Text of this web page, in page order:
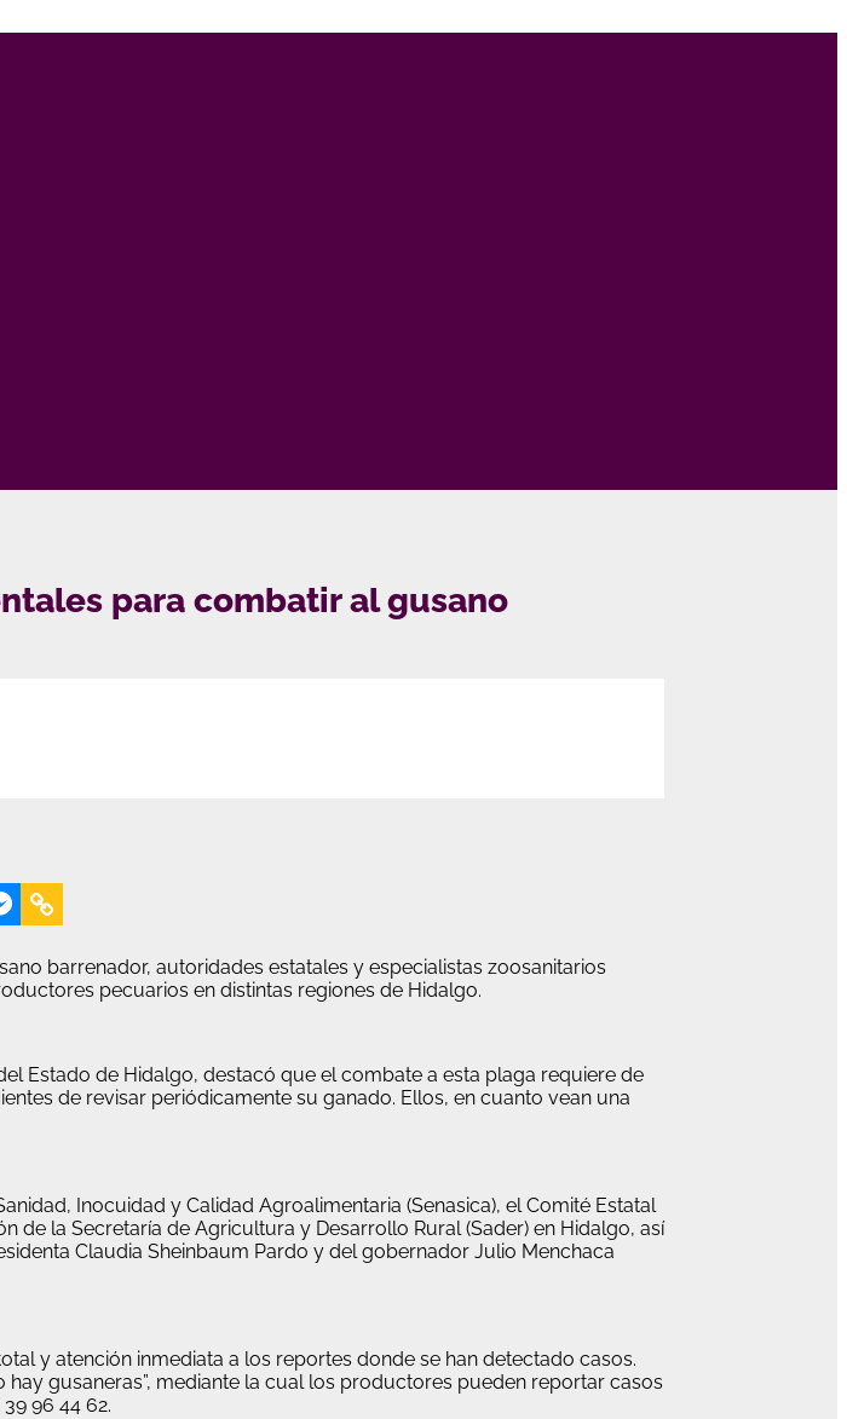
para combatir al gusano
barrenador, autoridades estatales y especialistas zoosanitarios
pecuarios en distintas regiones de Hidalgo.
Estado de Hidalgo, destacó que el combate a esta plaga requiere de
de revisar periódicamente su ganado. Ellos, en cuanto vean una
Inocuidad y Calidad Agroalimentaria (Senasica), el Comité Estatal
de la Secretaría de Agricultura y Desarrollo Rural (Sader) en Hidalgo, así
Claudia Sheinbaum Pardo y del gobernador Julio Menchaca
y atención inmediata a los reportes donde se han detectado casos.
gusaneras”, mediante la cual los productores pueden reportar casos
96 44 62.